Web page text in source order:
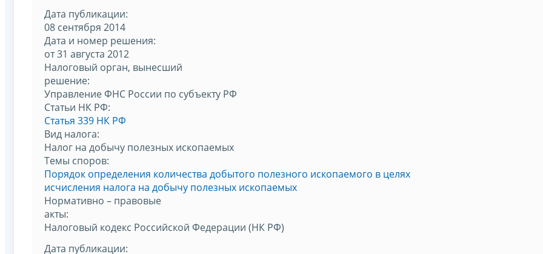
Дата публикации:
08 сентября 2014
Дата и номер решения:
от 31 августа 2012
Налоговый орган, вынесший
решение:
Управление ФНС России по субъекту РФ
Статьи НК РФ:
Статья 339 НК РФ
Вид налога:
Налог на добычу полезных ископаемых
Темы споров:
Порядок определения количества добытого полезного ископаемого в целях
исчисления налога на добычу полезных ископаемых
Нормативно – правовые
акты:
Налоговый кодекс Российской Федерации (НК РФ)
Дата публикации: